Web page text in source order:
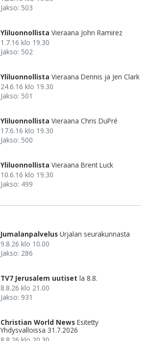
Jakso: 503
Yliluonnollista Vieraana John Ramirez
1.7.16 klo 19.30
Jakso: 502
Yliluonnollista Vieraana Dennis ja Jen Clark
24.6.16 klo 19.30
Jakso: 501
Yliluonnollista Vieraana Chris DuPré
17.6.16 klo 19.30
Jakso: 500
Yliluonnollista Vieraana Brent Luck
10.6.16 klo 19.30
Jakso: 499
Jumalanpalvelus Urjalan seurakunnasta
9.8.26 klo 10.00
Jakso: 286
TV7 Jerusalem uutiset la 8.8.
8.8.26 klo 21.00
Jakso: 931
Christian World News Esitetty
Yhdysvalloissa 31.7.2026